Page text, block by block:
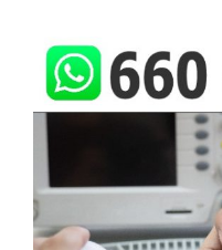
Ver
imagen
más
grande